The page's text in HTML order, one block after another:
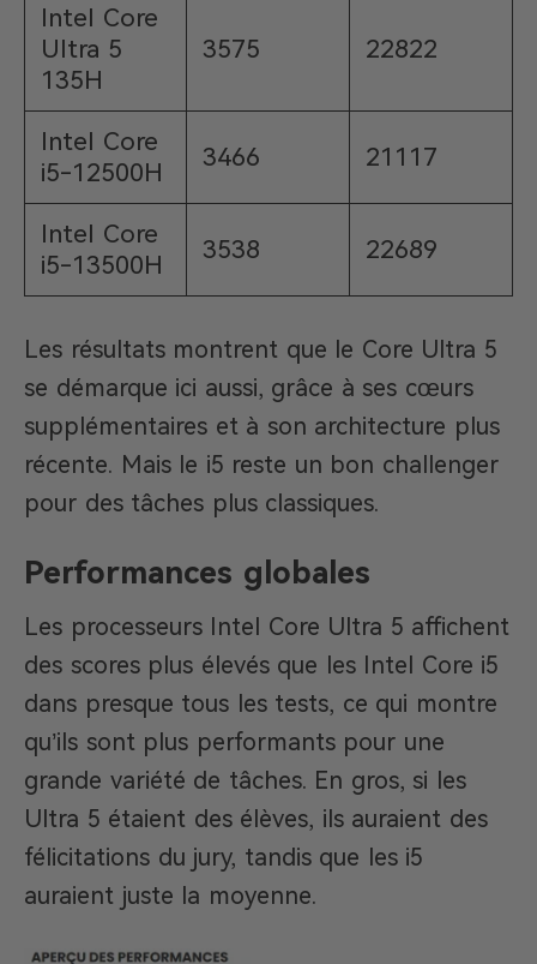
Intel Core
Ultra 5
135H
3575 22822
Intel Core
i5-12500H
3466 21117
Intel Core
i5-13500H
3538 22689
Les résultats montrent que le Core Ultra 5
se démarque ici aussi, grâce à ses cœurs
supplémentaires et à son architecture plus
récente. Mais le i5 reste un bon challenger
pour des tâches plus classiques.
Performances globales
Les processeurs Intel Core Ultra 5 affichent
des scores plus élevés que les Intel Core i5
dans presque tous les tests, ce qui montre
qu’ils sont plus performants pour une
grande variété de tâches. En gros, si les
Ultra 5 étaient des élèves, ils auraient des
félicitations du jury, tandis que les i5
auraient juste la moyenne.